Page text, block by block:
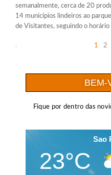
semanalmente, cerca de 20
14 municípios lindeiros ao
de Visitantes, seguindo o
1 2
BEM-
Fique por dentro das
Sao
23°C